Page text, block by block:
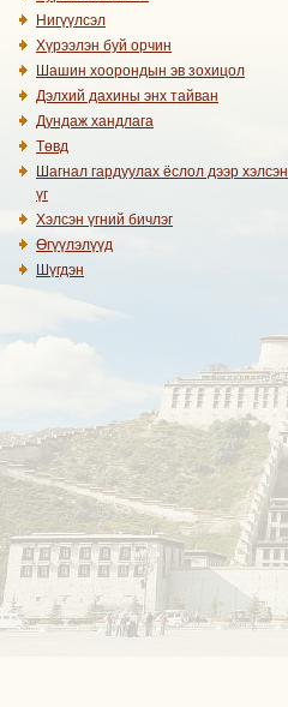
Нигүүлсэл
Хүрээлэн буй орчин
Шашин хоорондын эв зохицол
Дэлхий дахины энх тайван
Дундаж хандлага
Төвд
Шагнал гардуулах ёслол дээр хэлсэн
үг
Хэлсэн үгний бичлэг
Өгүүлэлүүд
Шүгдэн